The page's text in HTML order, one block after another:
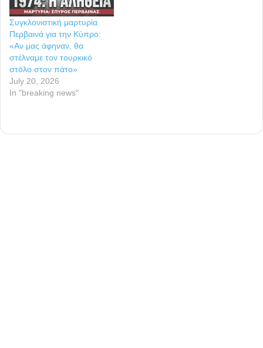
Συγκλονιστική μαρτυρία
Περβαινά για την Κύπρο:
«Αν μας άφηναν, θα
στέλναμε τον τουρκικό
στόλο στον πάτο»
July 20, 2026
In "breaking news"